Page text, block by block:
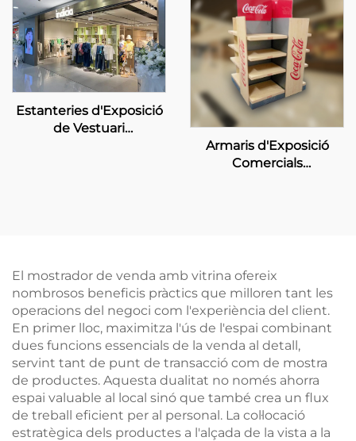
Estanteries d'Exposició
de Vestuari
Armaris d'Exposició
Comercials
El mostrador de venda amb vitrina ofereix
nombrosos beneficis pràctics que milloren tant les
operacions del negoci com l'experiència del client.
En primer lloc, maximitza l'ús de l'espai combinant
dues funcions essencials de la venda al detall,
servint tant de punt de transacció com de mostra
de productes. Aquesta dualitat no només ahorra
espai valuable al local sinó que també crea un flux
de treball eficient per al personal. La col·locació
estratègica dels productes a l'alçada de la vista a la